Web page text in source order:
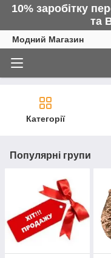
10% заробітку
та
Модний Магазин
Категорії
Популярні групи